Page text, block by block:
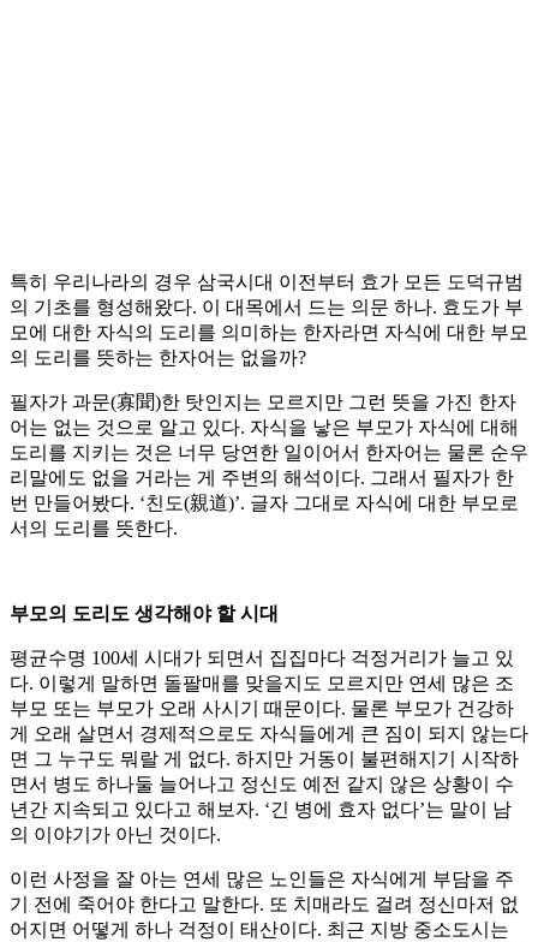
특히 우리나라의 경우 삼국시대 이전부터 효가 모든 도덕규범
의 기초를 형성해왔다. 이 대목에서 드는 의문 하나. 효도가 부
모에 대한 자식의 도리를 의미하는 한자라면 자식에 대한 부모
의 도리를 뜻하는 한자어는 없을까?
필자가 과문(寡聞)한 탓인지는 모르지만 그런 뜻을 가진 한자
어는 없는 것으로 알고 있다. 자식을 낳은 부모가 자식에 대해
도리를 지키는 것은 너무 당연한 일이어서 한자어는 물론 순우
리말에도 없을 거라는 게 주변의 해석이다. 그래서 필자가 한
번 만들어봤다. ‘친도(親道)’. 글자 그대로 자식에 대한 부모로
서의 도리를 뜻한다.
부모의 도리도 생각해야 할 시대
평균수명 100세 시대가 되면서 집집마다 걱정거리가 늘고 있
다. 이렇게 말하면 돌팔매를 맞을지도 모르지만 연세 많은 조
부모 또는 부모가 오래 사시기 때문이다. 물론 부모가 건강하
게 오래 살면서 경제적으로도 자식들에게 큰 짐이 되지 않는다
면 그 누구도 뭐랄 게 없다. 하지만 거동이 불편해지기 시작하
면서 병도 하나둘 늘어나고 정신도 예전 같지 않은 상황이 수
년간 지속되고 있다고 해보자. ‘긴 병에 효자 없다’는 말이 남
의 이야기가 아닌 것이다.
이런 사정을 잘 아는 연세 많은 노인들은 자식에게 부담을 주
기 전에 죽어야 한다고 말한다. 또 치매라도 걸려 정신마저 없
어지면 어떻게 하나 걱정이 태산이다. 최근 지방 중소도시는